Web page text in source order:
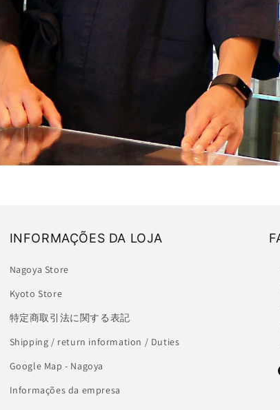
INFORMAÇÕES DA LOJA
Nagoya Store
Kyoto Store
特定商取引法に関する表記
Shipping / return information / Duties
Google Map - Nagoya
Informações da empresa